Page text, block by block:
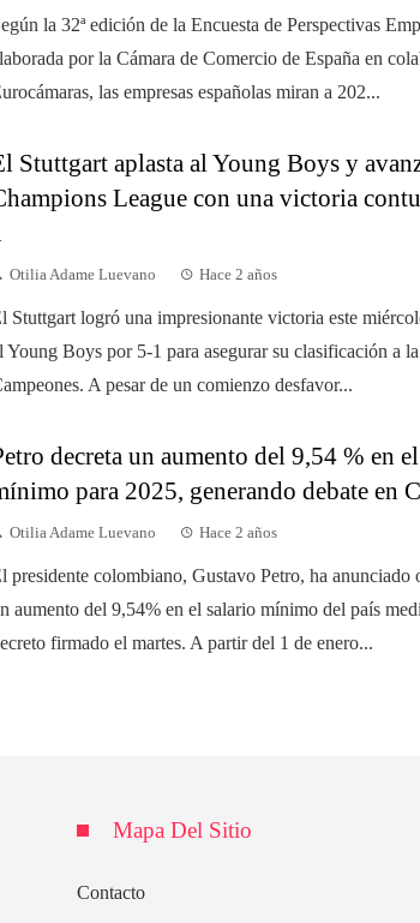
la 32ª edición de la Encuesta de Perspectivas
por la Cámara de Comercio de España en
las empresas españolas miran a 202...
Stuttgart aplasta al Young Boys y
League con una victoria
Otilia Adame Luevano Hace 2 años
Stuttgart logró una impresionante victoria este
Young Boys por 5-1 para asegurar su clasificación a
A pesar de un comienzo desfavor...
decreta un aumento del 9,54 % en
para 2025, generando debate en
Otilia Adame Luevano Hace 2 años
presidente colombiano, Gustavo Petro, ha anunciado
aumento del 9,54% en el salario mínimo del país
firmado el martes. A partir del 1 de enero...
Mapa Del Sitio
Contacto